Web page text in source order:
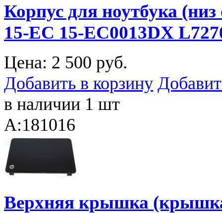
Корпус для ноутбука
15-EC 15-EC0013DX
Цена: 2 500 руб.
Добавить в корзину
в наличии 1 шт
A:181016
Верхняя крышка